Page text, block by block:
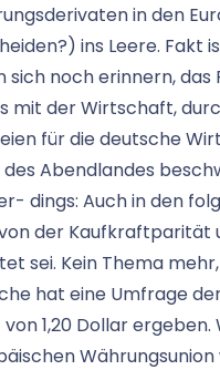
in den
ins Leere. Fakt
sich noch erinnern,
mit der Wirtschaft,
für die deutsche
Abendlandes
dings: Auch in den
der Kaufkraftparität
sei. Kein Thema
hat eine Umfrage
1,20 Dollar